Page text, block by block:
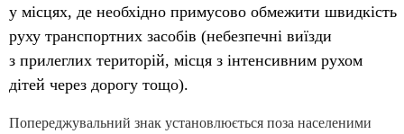
у місцях, де необхідно примусово обмежити швидкість
руху транспортних засобів (небезпечні виїзди
з прилеглих територій, місця з інтенсивним рухом
дітей через дорогу тощо).
Попереджувальний знак установлюється поза населеними